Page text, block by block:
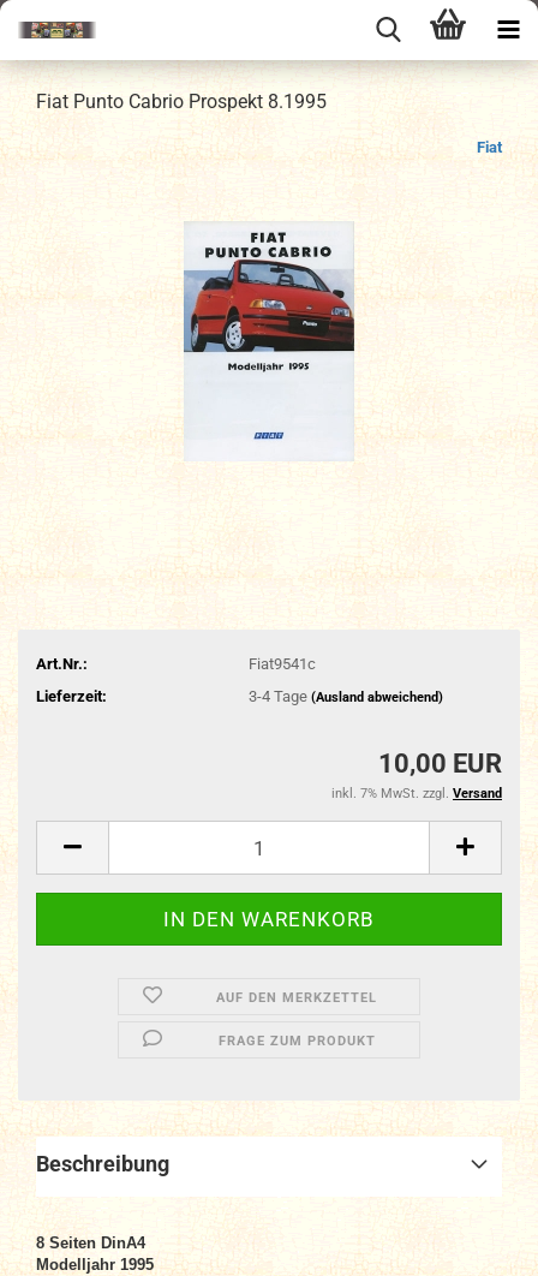
Fiat Punto Cabrio Prospekt 8.1995
Fiat
Art.Nr.:
Fiat9541c
Lieferzeit:
3-4 Tage (Ausland abweichend)
10,00 EUR
inkl. 7% MwSt. zzgl. Versand
AUF DEN MERKZETTEL
FRAGE ZUM PRODUKT
Beschreibung
8 Seiten DinA4
Modelljahr 1995